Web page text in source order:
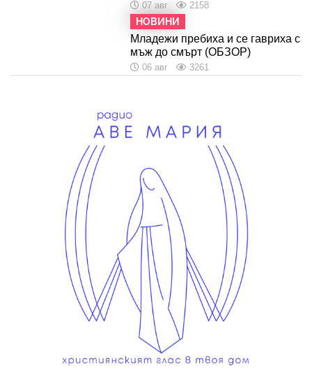
07 авг 2158
НОВИНИ
Младежи пребиха и се гавриха с
мъж до смърт (ОБЗОР)
06 авг 3261